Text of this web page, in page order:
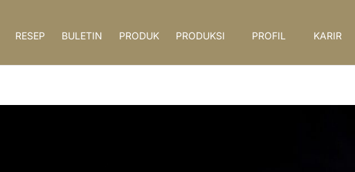
RESEP BULETIN PRODUK PRODUKSI PROFIL KARIR